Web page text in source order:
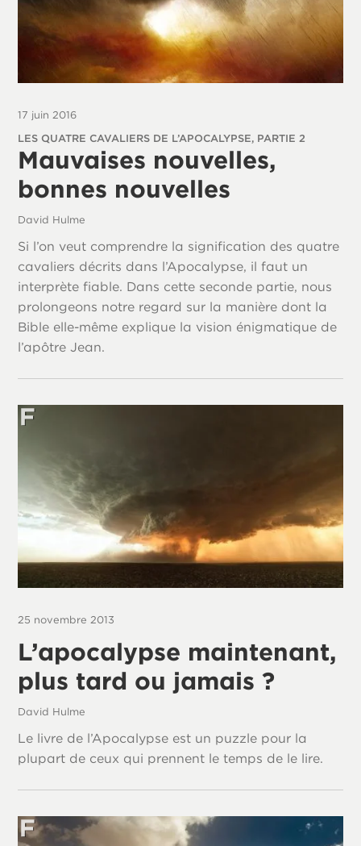
17 juin 2016
LES QUATRE CAVALIERS DE L’APOCALYPSE, PARTIE 2
Mauvaises nouvelles,
bonnes nouvelles
David Hulme
Si l’on veut comprendre la signification des quatre
cavaliers décrits dans l’Apocalypse, il faut un
interprète fiable. Dans cette seconde partie, nous
prolongeons notre regard sur la manière dont la
Bible elle-même explique la vision énigmatique de
l’apôtre Jean.
25 novembre 2013
L’apocalypse maintenant,
plus tard ou jamais ?
David Hulme
Le livre de l’Apocalypse est un puzzle pour la
plupart de ceux qui prennent le temps de le lire.